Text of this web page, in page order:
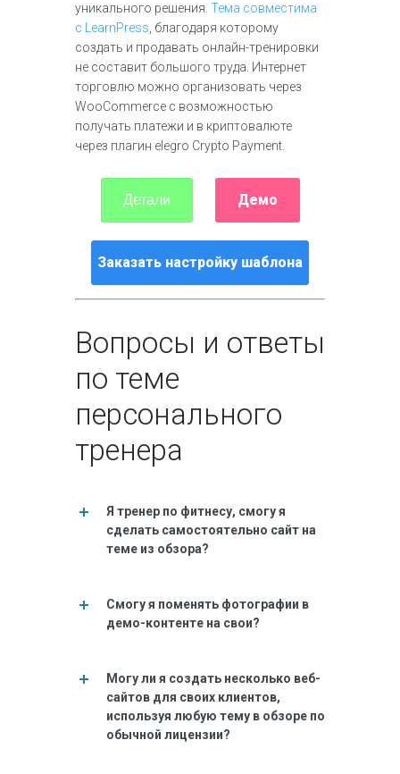
уникального решения. Тема совместима
с LearnPress , благодаря которому
создать и продавать онлайн-тренировки
не составит большого труда. Интернет
торговлю можно организовать через
WooCommerce с возможностью
получать платежи и в криптовалюте
через плагин elegro Crypto Payment.
Детали Демо
Заказать настройку шаблона
Вопросы и ответы
по теме
персонального
тренера
Я тренер по фитнесу, смогу я
сделать самостоятельно сайт на
теме из обзора?
Смогу я поменять фотографии в
демо-контенте на свои?
Могу ли я создать несколько веб-
сайтов для своих клиентов,
используя любую тему в обзоре по
обычной лицензии?